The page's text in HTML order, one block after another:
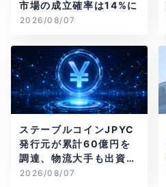
市場の成立確率は14%に
2026/08/07
ステーブルコインJPYC
発行元が累計60億円を
調達、物流大手も出資参
画
2026/08/07